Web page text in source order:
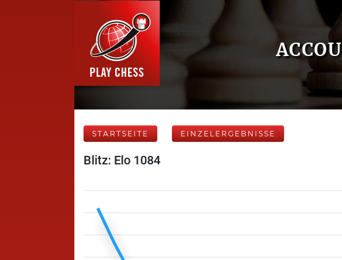
STARTSEITE EINZELERGEBNISSE
Blitz: Elo 1084